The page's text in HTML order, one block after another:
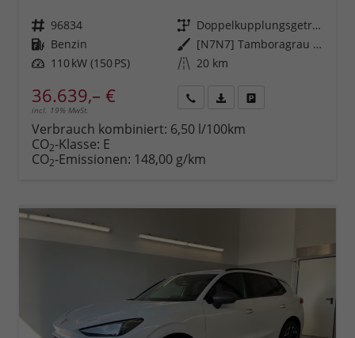
Fahrzeugnr. 96834 Getriebe
Doppelkupplungsgetriebe (DSG)
Kraftstoff Benzin Außenfarbe
[N7N7] Tamboragrau Metallic
Leistung 110 kW (150 PS) Kilometerstand 20 km
36.639,– €
incl. 19% MwSt.
anfordern
Datei,
Verbrauch kombiniert: 6,50 l/100km
CO2-Klasse: E
CO2-Emissionen: 148,00 g/km